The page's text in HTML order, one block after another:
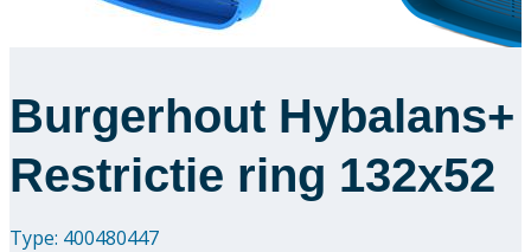
Burgerhout Hybalans+
Restrictie ring 132x52
Type: 400480447